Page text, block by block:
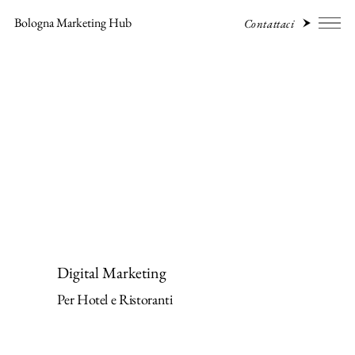
Bologna Marketing Hub Contattaci
Digital Marketing
Per Hotel e Ristoranti